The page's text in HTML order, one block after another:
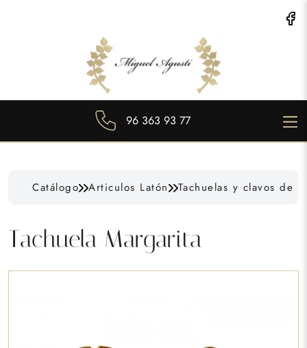
96 363 93 77
Catálogo Articulos Latón Tachuelas y clavos de
Tachuela Margarita